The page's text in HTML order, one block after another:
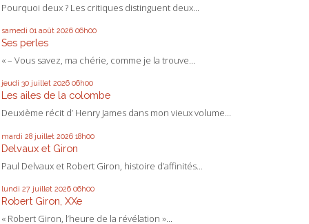
Pourquoi deux ? Les critiques distinguent deux...
samedi 01 août 2026 06h00
Ses perles
« – Vous savez, ma chérie, comme je la trouve...
jeudi 30 juillet 2026 06h00
Les ailes de la colombe
Deuxième récit d’ Henry James dans mon vieux volume...
mardi 28 juillet 2026 18h00
Delvaux et Giron
Paul Delvaux et Robert Giron, histoire d’affinités...
lundi 27 juillet 2026 06h00
Robert Giron, XXe
« Robert Giron, l’heure de la révélation »...